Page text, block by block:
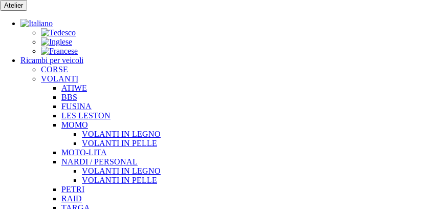
Vai
al
contenuto
Atelier
Ricambi per veicoli
CORSE
VOLANTI
ATIWE
BBS
FUSINA
LES LESTON
MOMO
VOLANTI IN LEGNO
VOLANTI IN PELLE
MOTO-LITA
NARDI / PERSONAL
VOLANTI IN LEGNO
VOLANTI IN PELLE
PETRI
RAID